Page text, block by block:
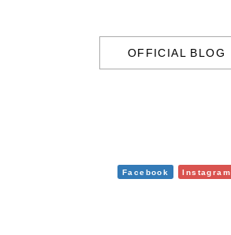
OFFICIAL BLOG
Facebook Instagram